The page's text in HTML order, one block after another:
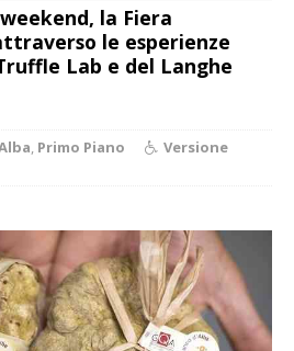
la Fiera
le esperienze
Lab e del Langhe
, Primo Piano
Versione